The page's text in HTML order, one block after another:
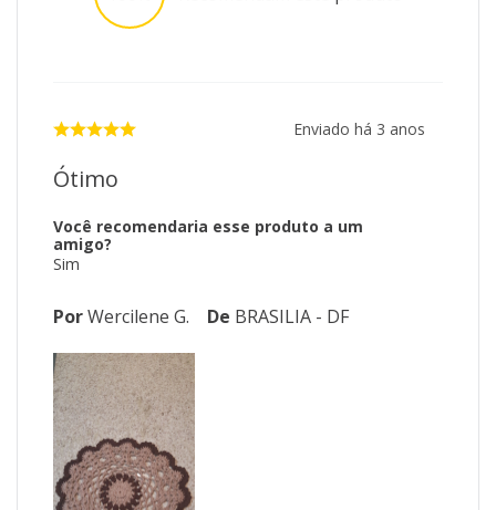
Enviado há 3 anos
Ótimo
Você recomendaria esse produto a um
amigo?
Sim
PorWercilene G. De BRASILIA - DF